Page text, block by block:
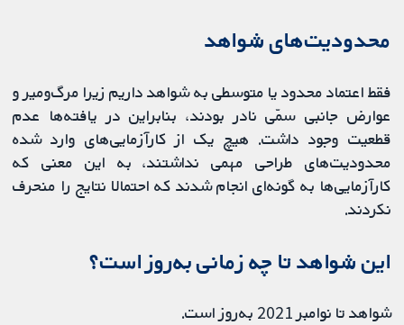
محدودیت‌های شواهد
فقط اعتماد محدود یا متوسطی به شواهد داریم زیرا مرگ‌ومیر و
عوارض جانبی سمّی نادر بودند، بنابراین در یافته‌ها عدم
قطعیت وجود داشت. هیچ یک از کارآزمایی‌های وارد شده
محدودیت‌های طراحی مهمی نداشتند، به این معنی که
کارآزمایی‌ها به گونه‌ای انجام شدند که احتمالا نتایج را منحرف
نکردند.
این شواهد تا چه زمانی به‌روز است؟
شواهد تا نوامبر 2021 به‌روز است.